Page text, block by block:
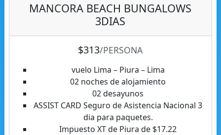
MANCORA BEACH BUNGALOWS
3DIAS
$313/PERSONA
vuelo Lima – Piura – Lima
02 noches de alojamiento
02 desayunos
ASSIST CARD Seguro de Asistencia Nacional 3
dia para paquetes.
Impuesto XT de Piura de $17.22